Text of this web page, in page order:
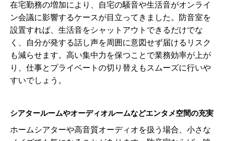
在宅勤務の増加により、自宅の騒音や生活音がオンライ
ン会議に影響するケースが目立ってきました。防音室を
設置すれば、生活音をシャットアウトできるだけでな
く、自分が発する話し声を周囲に意図せず届けるリスク
も減らせます。高い集中力を保つことで業務効率が上が
り、仕事とプライベートの切り替えもスムーズに行いや
すいでしょう。
シアタールームやオーディオルームなどエンタメ空間の充実
ホームシアターや高音質オーディオを扱う場合、小さな